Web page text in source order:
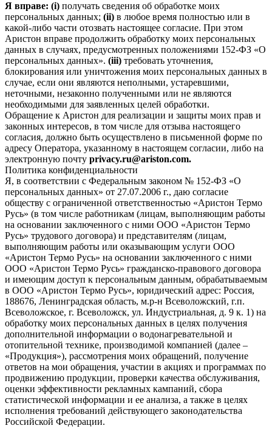
Я вправе: (i) получать сведения об обработке моих
персональных данных; (ii) в любое время полностью или в
какой-либо части отозвать настоящее согласие. При этом
Аристон вправе продолжить обработку моих персональных
данных в случаях, предусмотренных положениями 152-ФЗ «О
персональных данных». (iii) требовать уточнения,
блокирования или уничтожения моих персональных данных в
случае, если они являются неполными, устаревшими,
неточными, незаконно полученными или не являются
необходимыми для заявленных целей обработки.
Обращение к Аристон для реализации и защиты моих прав и
законных интересов, в том числе для отзыва настоящего
согласия, должно быть осуществлено в письменной форме по
адресу Оператора, указанному в настоящем согласии, либо на
электронную почту privacy.ru@ariston.com.
Политика конфиденциальности
Я, в соответствии с Федеральным законом № 152-ФЗ «О
персональных данных» от 27.07.2006 г., даю согласие
обществу с ограниченной ответственностью «Аристон Термо
Русь» (в том числе работникам (лицам, выполняющим работы
на основании заключенного с ними ООО «Аристон Термо
Русь» трудового договора) и представителям (лицам,
выполняющим работы или оказывающим услуги ООО
«Аристон Термо Русь» на основании заключенного с ними
ООО «Аристон Термо Русь» гражданско-правового договора
и имеющим доступ к персональным данным, обрабатываемым
в ООО «Аристон Термо Русь», юридический адрес: Россия,
188676, Ленинградская область, м.р-н Всеволожский, г.п.
Всеволожское, г. Всеволожск, ул. Индустриальная, д. 9 к. 1) на
обработку моих персональных данных в целях получения
дополнительной информации о водонагревательной и
отопительной технике, производимой компанией (далее –
«Продукция»), рассмотрения моих обращений, получение
ответов на мои обращения, участии в акциях и программах по
продвижению продукции, проверки качества обслуживания,
оценки эффективности рекламных кампаний, сбора
статистической информации и ее анализа, а также в целях
исполнения требований действующего законодательства
Российской Федерации.